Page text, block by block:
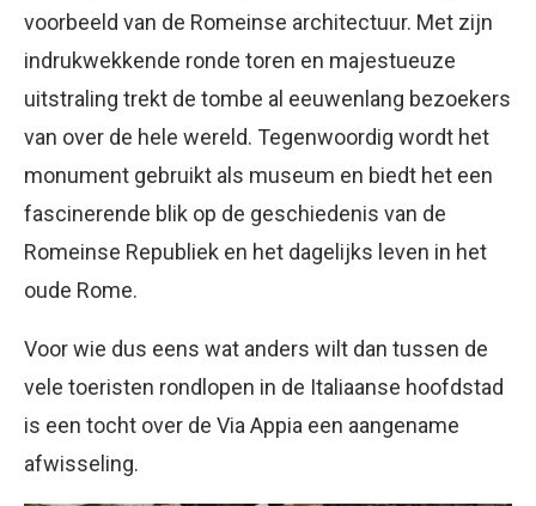
voorbeeld van de Romeinse architectuur. Met zijn
indrukwekkende ronde toren en majestueuze
uitstraling trekt de tombe al eeuwenlang bezoekers
van over de hele wereld. Tegenwoordig wordt het
monument gebruikt als museum en biedt het een
fascinerende blik op de geschiedenis van de
Romeinse Republiek en het dagelijks leven in het
oude Rome.
Voor wie dus eens wat anders wilt dan tussen de
vele toeristen rondlopen in de Italiaanse hoofdstad
is een tocht over de Via Appia een aangename
afwisseling.